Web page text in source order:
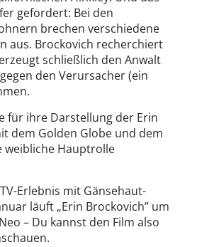
gefordert: Bei den
brechen verschiedene
aus. Brockovich recherchiert
schließlich den Anwalt
den Verursacher (ein
für ihre Darstellung der Erin
dem Golden Globe und dem
weibliche Hauptrolle
Erlebnis mit Gänsehaut-
läuft „Erin Brockovich” um
– Du kannst den Film also